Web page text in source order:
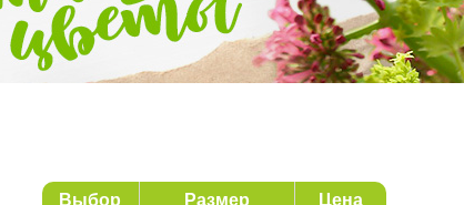
Выбор Размер Цена